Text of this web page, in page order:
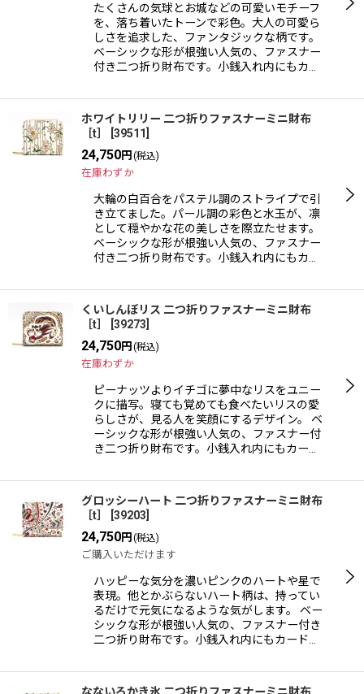
たくさんの気球とお城などの可愛いモチーフ
を、落ち着いたトーンで彩色。大人の可愛ら
しさを追求した、ファンタジックな柄です。
ベーシックな形が根強い人気の、ファスナー
付き二つ折り財布です。小銭入れ内にもカ…
ホワイトリリー 二つ折りファスナーミニ財布
［t］
39511
24,750円 (税込)
在庫わずか
大輪の白百合をパステル調のストライプで引
き立てました。パール調の彩色と水玉が、凛
として穏やかな花の美しさを際立たせます。
ベーシックな形が根強い人気の、ファスナー
付き二つ折り財布です。小銭入れ内にもカ…
くいしんぼリス 二つ折りファスナーミニ財布
［t］
39273
24,750円 (税込)
在庫わずか
ピーナッツよりイチゴに夢中なリスをユニー
クに描写。寝ても覚めても食べたいリスの愛
らしさが、見る人を笑顔にするデザイン。 ベ
ーシックな形が根強い人気の、ファスナー付
き二つ折り財布です。小銭入れ内にもカー…
グロッシーハート 二つ折りファスナーミニ財布
［t］
39203
24,750円 (税込)
ご購入いただけます
ハッピーな気分を濃いピンクのハートや星で
表現。他とかぶらないハート柄は、持ってい
るだけで元気になるような気がします。 ベー
シックな形が根強い人気の、ファスナー付き
二つ折り財布です。小銭入れ内にもカード…
なないろかき氷 二つ折りファスナーミニ財布